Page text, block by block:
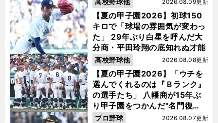
【夏の甲子園2026】初球150
キロで「球場の雰囲気が変わっ
た」 29年ぶり白星を呼んだ大
分商・平田玲翔の底知れぬ才能
2026.08.09更新
高校野球他
【夏の甲子園2026】「ウチを
選んでくれるのは『Ｂランク』
の選手たち」 八幡商が15年ぶ
り甲子園をつかんだ"名門復
活"の舞台裏
2026.08.08更新
高校野球他
2026.08.07更新
プロ野球